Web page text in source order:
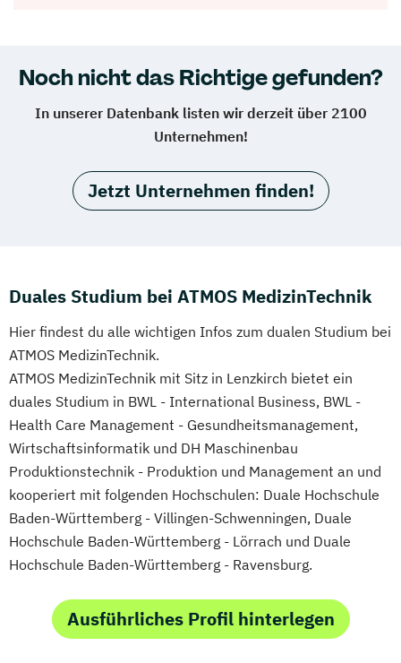
Noch nicht das Richtige gefunden?
In unserer Datenbank listen wir derzeit über 2100
Unternehmen!
Jetzt Unternehmen finden!
Duales Studium bei ATMOS MedizinTechnik
Hier findest du alle wichtigen Infos zum dualen Studium bei
ATMOS MedizinTechnik.
ATMOS MedizinTechnik mit Sitz in Lenzkirch bietet ein
duales Studium in BWL - International Business, BWL -
Health Care Management - Gesundheitsmanagement,
Wirtschaftsinformatik und DH Maschinenbau
Produktionstechnik - Produktion und Management an und
kooperiert mit folgenden Hochschulen: Duale Hochschule
Baden-Württemberg - Villingen-Schwenningen, Duale
Hochschule Baden-Württemberg - Lörrach und Duale
Hochschule Baden-Württemberg - Ravensburg.
Ausführliches Profil hinterlegen